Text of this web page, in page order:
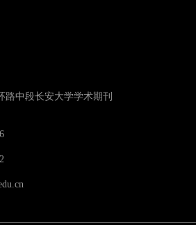
路中段长安大学学术期刊